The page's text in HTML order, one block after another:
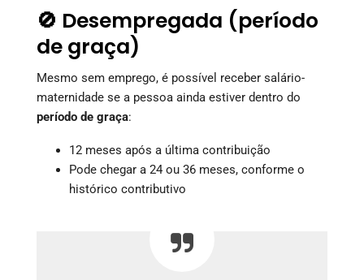
🚫 Desempregada (período
de graça)
Mesmo sem emprego, é possível receber salário-
maternidade se a pessoa ainda estiver dentro do
período de graça:
12 meses após a última contribuição
Pode chegar a 24 ou 36 meses, conforme o
histórico contributivo